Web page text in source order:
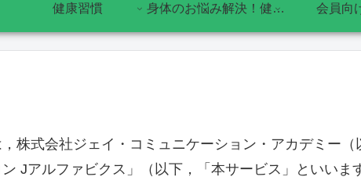
健康習慣 身体のお悩み解決！健康に役立つアルファビクス 会員向
株式会社ジェイ・コミュニケーション・アカデミー
Jアルファビクス」（以下，「本サービス」といい